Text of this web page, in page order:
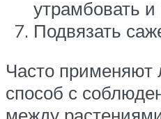
утрамбовать и
Подвязать
Часто применяют
способ с